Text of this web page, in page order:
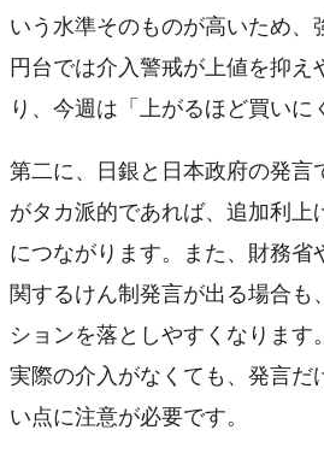
いう水準そのものが高いため、
円台では介入警戒が上値を抑え
り、今週は「上がるほど買いに
第二に、日銀と日本政府の発言
がタカ派的であれば、追加利上
につながります。また、財務省
関するけん制発言が出る場合も
ションを落としやすくなります
実際の介入がなくても、発言だ
い点に注意が必要です。